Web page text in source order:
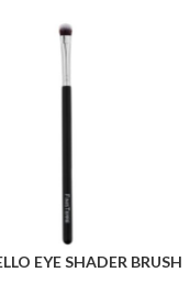
EYE SHADER BRUSH